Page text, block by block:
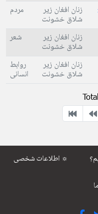
زنان افغان زير
شلاق خشونت
مردم
زنان افغان زير
شلاق خشونت
شعر
زنان افغان زير
شلاق خشونت
روابط
انسانی
اطلاعات شخصی ☼